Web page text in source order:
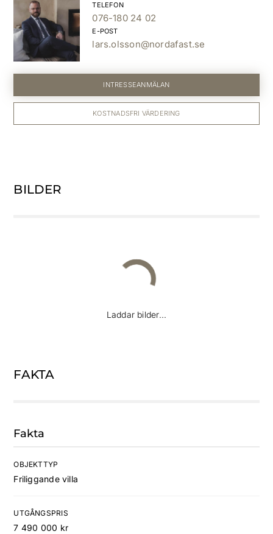
TELEFON
076-180 24 02
E-POST
lars.olsson@nordafast.se
INTRESSEANMÄLAN
KOSTNADSFRI VÄRDERING
BILDER
Laddar bilder...
FAKTA
Fakta
OBJEKTTYP
Friliggande villa
UTGÅNGSPRIS
7 490 000 kr